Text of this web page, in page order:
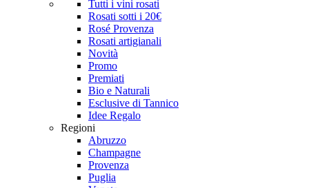
Tutti i vini rosati
Rosati sotti i 20€
Rosé Provenza
Rosati artigianali
Novità
Promo
Premiati
Bio e Naturali
Esclusive di Tannico
Idee Regalo
Regioni
Abruzzo
Champagne
Provenza
Puglia